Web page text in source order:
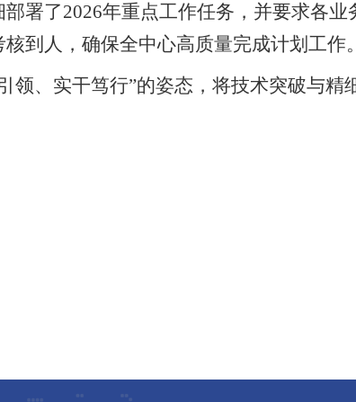
署了2026年重点工作任务，并要求各业
到人，确保全中心高质量完成计划工作。
领、实干笃行”的姿态，将技术突破与精